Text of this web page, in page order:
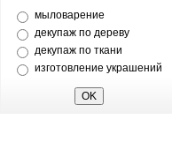
мыловарение
декупаж по дереву
декупаж по ткани
изготовление украшений